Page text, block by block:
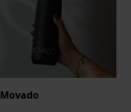
Movado